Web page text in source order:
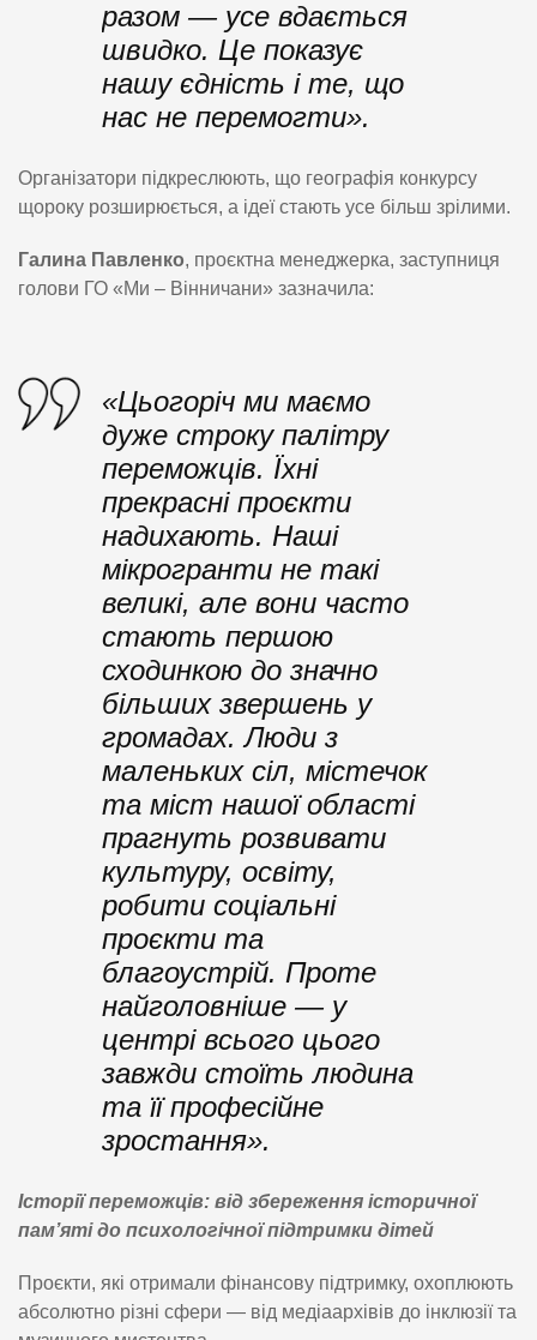
разом — усе вдається
швидко. Це показує
нашу єдність і те, що
нас не перемогти».
Організатори підкреслюють, що географія конкурсу
щороку розширюється, а ідеї стають усе більш зрілими.
Галина Павленко, проєктна менеджерка, заступниця
голови ГО «Ми – Вінничани» зазначила:
«Цьогоріч ми маємо
дуже строку палітру
переможців. Їхні
прекрасні проєкти
надихають. Наші
мікрогранти не такі
великі, але вони часто
стають першою
сходинкою до значно
більших звершень у
громадах. Люди з
маленьких сіл, містечок
та міст нашої області
прагнуть розвивати
культуру, освіту,
робити соціальні
проєкти та
благоустрій. Проте
найголовніше — у
центрі всього цього
завжди стоїть людина
та її професійне
зростання».
Історії переможців: від збереження історичної
пам’яті до психологічної підтримки дітей
Проєкти, які отримали фінансову підтримку, охоплюють
абсолютно різні сфери — від медіаархівів до інклюзії та